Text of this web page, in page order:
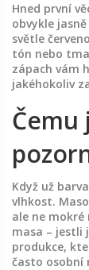
Hned první
obvykle
světle
tón nebo
zápach vám
jakéhokoliv
Čemu
Když už
vlhkost.
ale ne mokré
masa – jestli
produkce,
často osobní